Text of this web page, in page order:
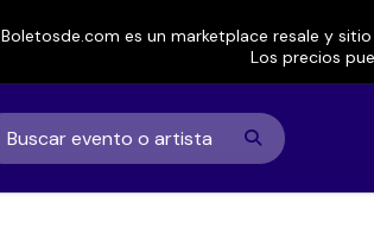
Boletosde.com es un marketplace resale y
Los precios